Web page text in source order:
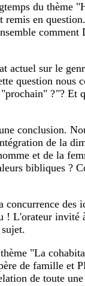
du thème
remis en
comment
actuel sur le
question nous
?"? Et
conclusion.
de la
et de la
bibliques ?
concurrence des
! L'orateur invité
"La
de famille et
de toute